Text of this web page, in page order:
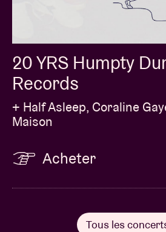
20 YRS Humpty
Records
+ Half Asleep, Coraline
Maison
Acheter
Tous les